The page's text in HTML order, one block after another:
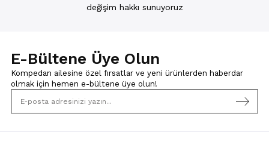
değişim hakkı sunuyoruz
E-Bültene Üye Olun
Kompedan ailesine özel fırsatlar ve yeni ürünlerden haberdar
olmak için hemen e-bültene üye olun!